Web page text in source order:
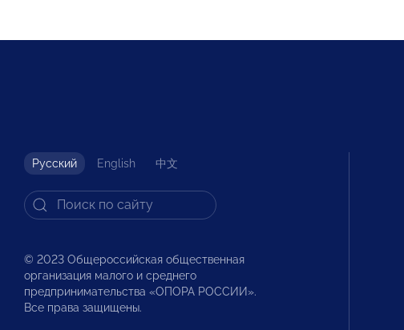
Русский English 中文
© 2023 Общероссийская общественная
организация малого и среднего
предпринимательства «ОПОРА РОССИИ».
Все права защищены.